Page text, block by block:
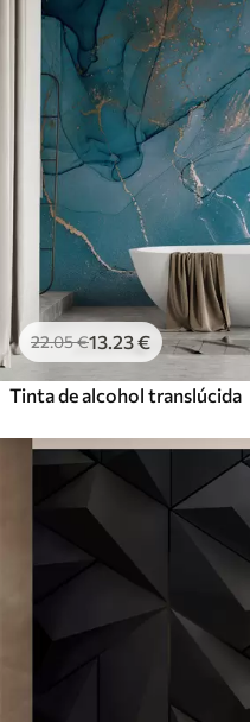
22.05€13 .23€
Tinta de alcohol translúcida